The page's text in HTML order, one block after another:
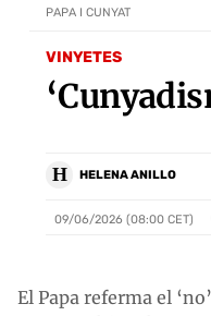
VINYETES
H HELENA ANILLO
09/06/2026 (08:00 CET)
PAPA I CUNYAT
El Papa referma el